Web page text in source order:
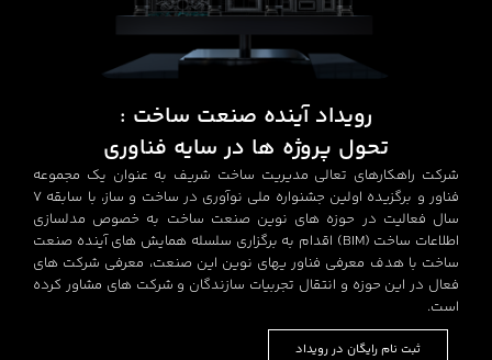
رویداد آینده صنعت ساخت :
تحول پروژه ها در سایه فناوری
شرکت راهکارهای تعالی مدیریت ساخت شریف به عنوان یک مجموعه
فناور و برگزیده اولین جشنواره ملی نوآوری در ساخت و ساز، با سابقه 7
سال فعالیت در حوزه های نوین صنعت ساخت به خصوص مدلسازی
اطلاعات ساخت (BIM) اقدام به برگزاری سلسله همایش های آینده صنعت
ساخت با هدف معرفی فناور یهای نوین این صنعت، معرفی شرکت های
فعال در این حوزه و انتقال تجربیات سازندگان و شرکت های مشاور کرده
است.
ثبت نام رایگان در رویداد